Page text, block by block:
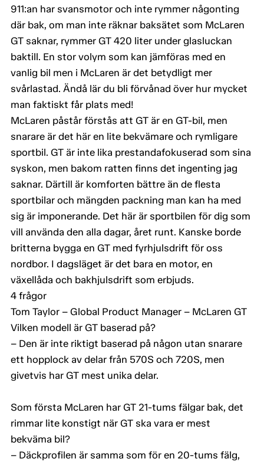
911:an har svansmotor och inte rymmer någonting
där bak, om man inte räknar baksätet som McLaren
GT saknar, rymmer GT 420 liter under glasluckan
baktill. En stor volym som kan jämföras med en
vanlig bil men i McLaren är det betydligt mer
svårlastad. Ändå lär du bli förvånad över hur mycket
man faktiskt får plats med!
McLaren påstår förstås att GT är en GT-bil, men
snarare är det här en lite bekvämare och rymligare
sportbil. GT är inte lika prestandafokuserad som sina
syskon, men bakom ratten finns det ingenting jag
saknar. Därtill är komforten bättre än de flesta
sportbilar och mängden packning man kan ha med
sig är imponerande. Det här är sportbilen för dig som
vill använda den alla dagar, året runt. Kanske borde
britterna bygga en GT med fyrhjulsdrift för oss
nordbor. I dagsläget är det bara en motor, en
växellåda och bakhjulsdrift som erbjuds.
4 frågor
Tom Taylor – Global Product Manager – McLaren GT
Vilken modell är GT baserad på?
– Den är inte riktigt baserad på någon utan snarare
ett hopplock av delar från 570S och 720S, men
givetvis har GT mest unika delar.
Som första McLaren har GT 21-tums fälgar bak, det
rimmar lite konstigt när GT ska vara er mest
bekväma bil?
– Däckprofilen är samma som för en 20-tums fälg,